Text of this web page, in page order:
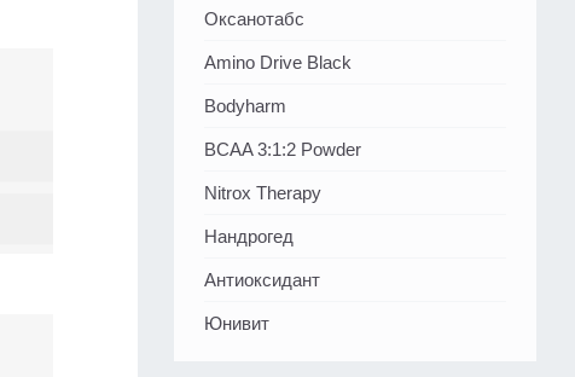
Оксанотабс
Amino Drive Black
Bodyharm
BCAA 3:1:2 Powder
Nitrox Therapy
Нандрогед
Антиоксидант
Юнивит